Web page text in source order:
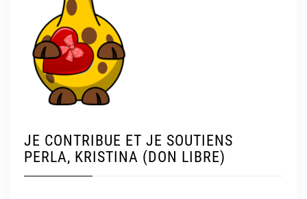
JE CONTRIBUE ET JE SOUTIENS
PERLA, KRISTINA (DON LIBRE)